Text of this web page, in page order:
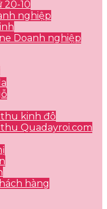
20-10
nghiệp
Doanh nghiệp
kinh đô
Quadayroi.com
hàng